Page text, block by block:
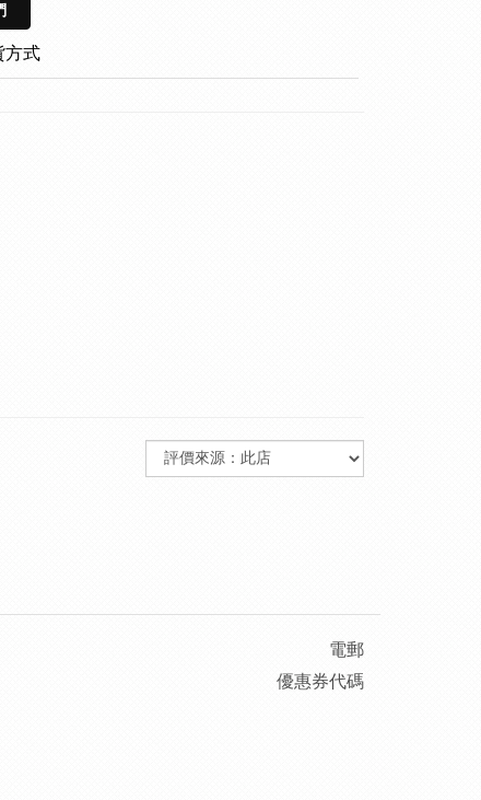
方式
電郵
優惠券代碼